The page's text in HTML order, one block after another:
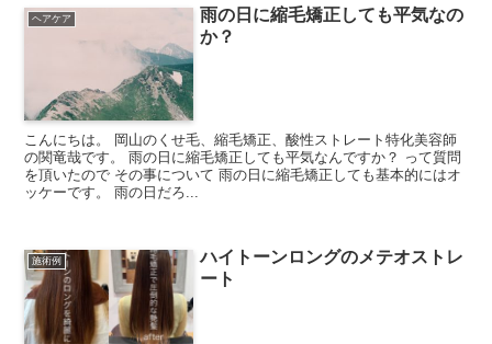
ヘアケア
雨の日に縮毛矯正しても平気なの
か？
こんにちは。 岡山のくせ毛、縮毛矯正、酸性ストレート特化美容師
の関竜哉です。 雨の日に縮毛矯正しても平気なんですか？ って質問
を頂いたので その事について 雨の日に縮毛矯正しても基本的にはオ
ッケーです。 雨の日だろ...
施術例
ハイトーンロングのメテオストレ
ート